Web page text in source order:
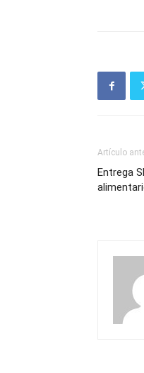
Artículo
Entrega